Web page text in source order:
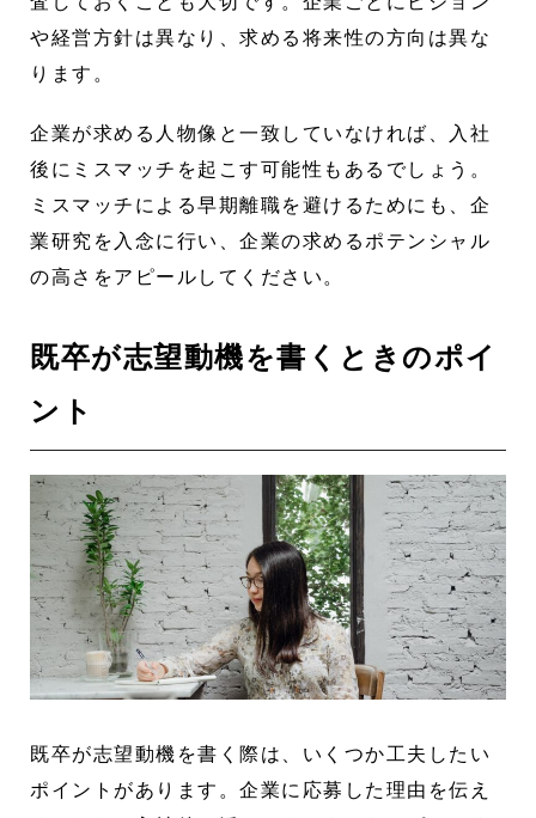
や経営方針は異なり、求める将来性の方向は異な
ります。
企業が求める人物像と一致していなければ、入社
後にミスマッチを起こす可能性もあるでしょう。
ミスマッチによる早期離職を避けるためにも、企
業研究を入念に行い、企業の求めるポテンシャル
の高さをアピールしてください。
既卒が志望動機を書くときのポイ
ント
既卒が志望動機を書く際は、いくつか工夫したい
ポイントがあります。企業に応募した理由を伝え